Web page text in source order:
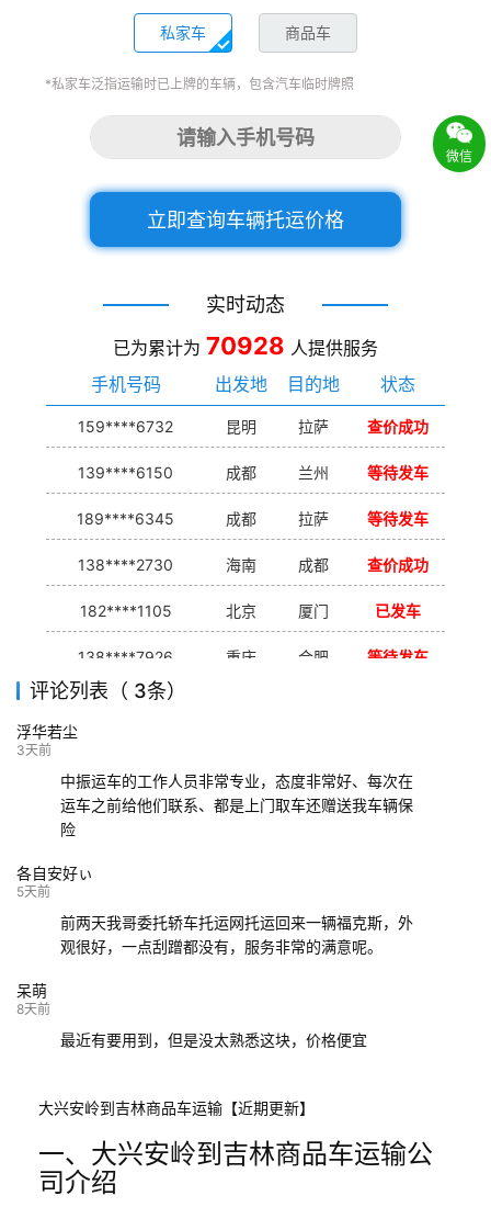
私家车 商品车
*私家车泛指运输时已上牌的车辆，包含汽车临时牌照
立即查询车辆托运价格
实时动态
已为累计为 70928 人提供服务
手机号码
出发地 目的地 状态
159****6732 昆明 拉萨 查价成功
139****6150 成都 兰州 等待发车
189****6345 成都 拉萨 等待发车
138****2730 海南 成都 查价成功
182****1105 北京 厦门 已发车
138****7926 重庆 合肥 等待发车
139****9233
评论列表（ 3条）
浮华若尘
3天前
中振运车的工作人员非常专业，态度非常好、每次在
运车之前给他们联系、都是上门取车还赠送我车辆保
险
各自安好ぃ
5天前
前两天我哥委托轿车托运网托运回来一辆福克斯，外
观很好，一点刮蹭都没有，服务非常的满意呢。
呆萌
8天前
最近有要用到，但是没太熟悉这块，价格便宜
大兴安岭到吉林商品车运输【近期更新】
一、大兴安岭到吉林商品车运输公
司介绍
微信